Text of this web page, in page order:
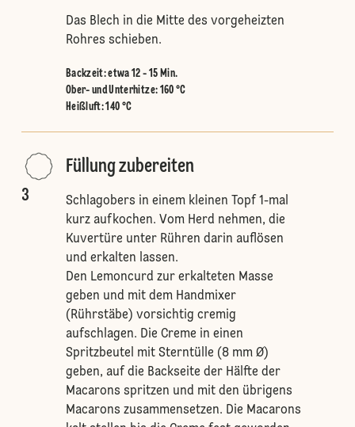
Das Blech in die Mitte des vorgeheizten
Rohres schieben.
Backzeit: etwa 12 - 15 Min.
Ober- und Unterhitze: 160 °C
Heißluft:140 °C
3
Füllung zubereiten
Schlagobers in einem kleinen Topf 1-mal
kurz aufkochen. Vom Herd nehmen, die
Kuvertüre unter Rühren darin auflösen
und erkalten lassen.
Den Lemoncurd zur erkalteten Masse
geben und mit dem Handmixer
(Rührstäbe) vorsichtig cremig
aufschlagen. Die Creme in einen
Spritzbeutel mit Sterntülle (8 mm Ø)
geben, auf die Backseite der Hälfte der
Macarons spritzen und mit den übrigens
Macarons zusammensetzen. Die Macarons